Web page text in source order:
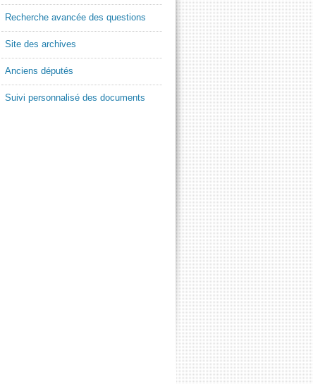
Recherche avancée des questions
Site des archives
Anciens députés
Suivi personnalisé des documents